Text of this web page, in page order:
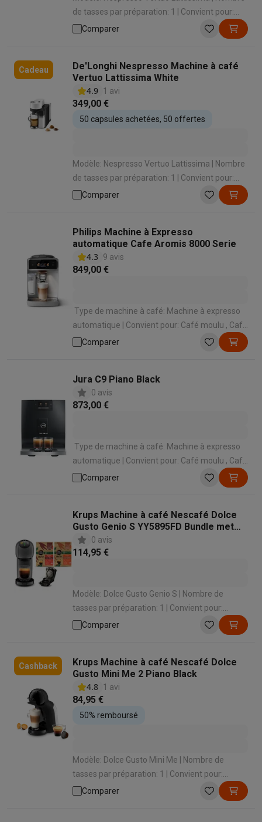
de tasses par préparation: 1 | Convient pour:
Capsules Nespresso Vertuo | Convient pour
faire mousser le lait: Oui | Mode de préparation
appuyant sur un bouton
Comparer
Cadeau
De'Longhi Nespresso Machine à café
Vertuo Lattissima White
4.9 1 avi
349,00 €
50 capsules achetées, 50 offertes
Modèle: Nespresso Vertuo Lattissima | Nombre
de tasses par préparation: 1 | Convient pour:
Capsules Nespresso Vertuo | Convient pour
faire mousser le lait: Oui | Mode de préparation
appuyant sur un bouton
Comparer
Philips Machine à Expresso
automatique Cafe Aromis 8000 Serie
4.3
9 avis
849,00 €
Type de machine à café: Machine à expresso
automatique | Convient pour: Café moulu , Café
en grains | Convient pour faire mousser le lait:
Oui | Mode de préparation des spécialités
bouton | Panneau de commande: Écran tactile
Comparer
Jura C9 Piano Black
0 avis
873,00 €
Type de machine à café: Machine à expresso
automatique | Convient pour: Café moulu , Café
en grains | Convient pour faire mousser le lait:
Oui | Mode de préparation des spécialités
bouton | Panneau de commande: Boutons
Comparer
Krups Machine à café Nescafé Dolce
Gusto Genio S YY5895FD Bundle met
NEO Adapter
0 avis
114,95 €
Modèle: Dolce Gusto Genio S | Nombre de
tasses par préparation: 1 | Convient pour:
Capsules Dolce Gusto , Pods Dolce Gusto Neo |
Intensité du café réglable: Non | Volume de café
Comparer
Cashback
Krups Machine à café Nescafé Dolce
Gusto Mini Me 2 Piano Black
4.8 1 avi
84,95 €
50% remboursé
Modèle: Dolce Gusto Mini Me | Nombre de
tasses par préparation: 1 | Convient pour:
Capsules Dolce Gusto | Volume de café
réglable: Oui | Panneau de commande: Boutons
Comparer